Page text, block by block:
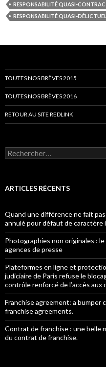
RESPONSABILITÉ QUASI-
RESPONSABILITÉ QUASI-
TOUTES NOS BRÈVES 2015
TOUTES NOS BRÈVES 2016
RETOUR AU SITE REDLINK
Rechercher :
ARTICLES RÉCENTS
Quand une différence ne fait
annulé pour défaut de caractère
Photographies non originales :
agences de presse
Plateformes en ligne et
judiciaire de Paris refuse le
contrôle renforcé de l’accès aux
Franchise agreement: a bumper
franchise agreements.
Contrat de franchise : une belle
du contrat de franchise.